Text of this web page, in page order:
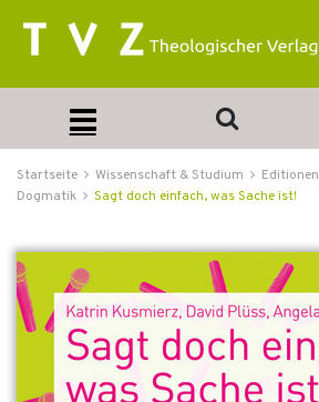
Startseite Wissenschaft & Studium Editionen
Dogmatik
Sagt doch einfach, was Sache ist!